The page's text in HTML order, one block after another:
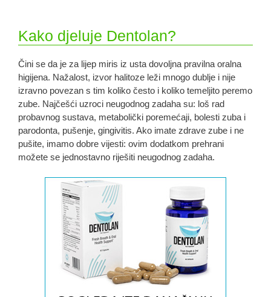
Kako djeluje Dentolan?
Čini se da je za lijep miris iz usta dovoljna pravilna oralna
higijena. Nažalost, izvor halitoze leži mnogo dublje i nije
izravno povezan s tim koliko često i koliko temeljito peremo
zube. Najčešći uzroci neugodnog zadaha su: loš rad
probavnog sustava, metabolički poremećaji, bolesti zuba i
parodonta, pušenje, gingivitis. Ako imate zdrave zube i ne
pušite, imamo dobre vijesti: ovim dodatkom prehrani
možete se jednostavno riješiti neugodnog zadaha.